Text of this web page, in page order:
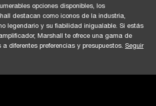
opciones disponibles, los
destacan como iconos de la industria,
legendario y su fiabilidad inigualable. Si estás
Marshall te ofrece una gama de
diferentes preferencias y presupuestos. Seguir